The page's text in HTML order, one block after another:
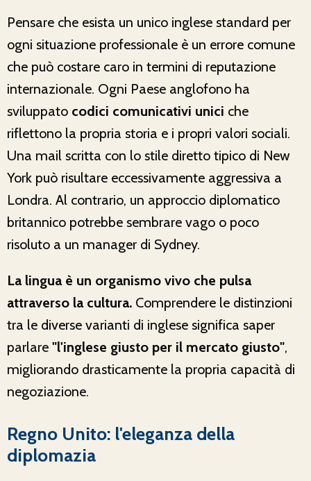
Pensare che esista un unico inglese standard per
ogni situazione professionale è un errore comune
che può costare caro in termini di reputazione
internazionale. Ogni Paese anglofono ha
sviluppato codici comunicativi unici che
riflettono la propria storia e i propri valori sociali.
Una mail scritta con lo stile diretto tipico di New
York può risultare eccessivamente aggressiva a
Londra. Al contrario, un approccio diplomatico
britannico potrebbe sembrare vago o poco
risoluto a un manager di Sydney.
La lingua è un organismo vivo che pulsa
attraverso la cultura. Comprendere le distinzioni
tra le diverse varianti di inglese significa saper
parlare "l'inglese giusto per il mercato giusto",
migliorando drasticamente la propria capacità di
negoziazione.
Regno Unito: l'eleganza della
diplomazia